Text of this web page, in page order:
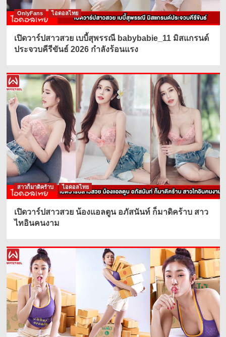
OnlyFans ไอดอลไทย
เปิดวาร์ปสาวสวย เบบี้สุพรรณี babybabie_11 มิสแกรนด์
ประจวบคีรีขันธ์ 2026 กำลังร้อนแรง
สาวก็มาดิคร้าบ ไอดอลไทย
เปิดวาร์ปสาวสวย น้องแอลตูน อภัสนันท์ ก็มาดิคร้าบ สาว
ไทอินคนงาม